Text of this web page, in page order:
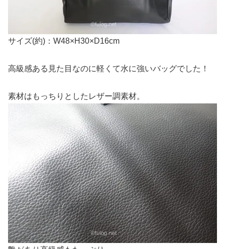
サイズ(約)：W48×H30×D16cm
高級感ある見た目なのに軽くて水に強いバッグでした！
素材はもっちりとしたレザー調素材。